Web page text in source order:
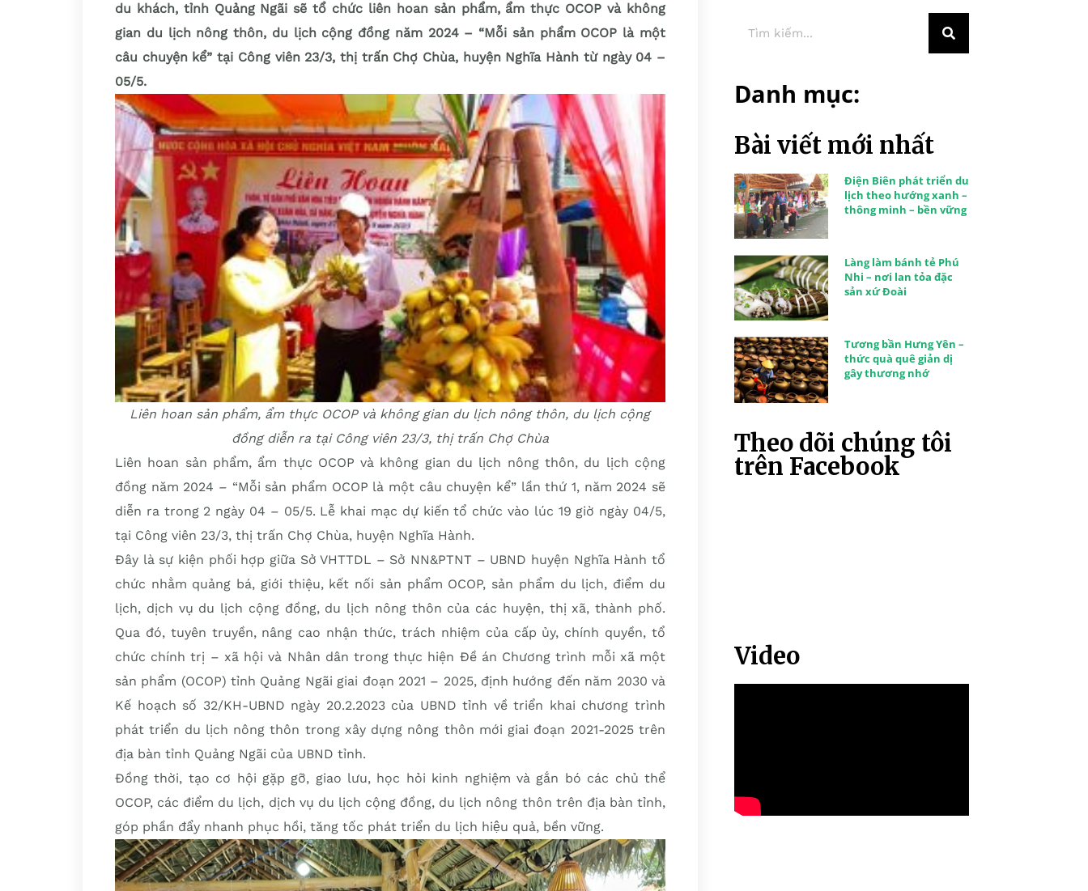
du khách, tỉnh Quảng Ngãi sẽ tổ chức liên hoan sản phẩm, ẩm thực OCOP và không
gian du lịch nông thôn, du lịch cộng đồng năm 2024 – “Mỗi sản phẩm OCOP là một
câu chuyện kể” tại Công viên 23/3, thị trấn Chợ Chùa, huyện Nghĩa Hành từ ngày 04 –
05/5.
Liên hoan sản phẩm, ẩm thực OCOP và không gian du lịch nông thôn, du lịch cộng
đồng diễn ra tại Công viên 23/3, thị trấn Chợ Chùa
Liên hoan sản phẩm, ẩm thực OCOP và không gian du lịch nông thôn, du lịch cộng
đồng năm 2024 – “Mỗi sản phẩm OCOP là một câu chuyện kể” lần thứ 1, năm 2024 sẽ
diễn ra trong 2 ngày 04 – 05/5. Lễ khai mạc dự kiến tổ chức vào lúc 19 giờ ngày 04/5,
tại Công viên 23/3, thị trấn Chợ Chùa, huyện Nghĩa Hành.
Đây là sự kiện phối hợp giữa Sở VHTTDL – Sở NN&PTNT – UBND huyện Nghĩa Hành tổ
chức nhằm quảng bá, giới thiệu, kết nối sản phẩm OCOP, sản phẩm du lịch, điểm du
lịch, dịch vụ du lịch cộng đồng, du lịch nông thôn của các huyện, thị xã, thành phố.
Qua đó, tuyên truyền, nâng cao nhận thức, trách nhiệm của cấp ủy, chính quyền, tổ
chức chính trị – xã hội và Nhân dân trong thực hiện Đề án Chương trình mỗi xã một
sản phẩm (OCOP) tỉnh Quảng Ngãi giai đoạn 2021 – 2025, định hướng đến năm 2030 và
Kế hoạch số 32/KH-UBND ngày 20.2.2023 của UBND tỉnh về triển khai chương trình
phát triển du lịch nông thôn trong xây dựng nông thôn mới giai đoạn 2021-2025 trên
địa bàn tỉnh Quảng Ngãi của UBND tỉnh.
Đồng thời, tạo cơ hội gặp gỡ, giao lưu, học hỏi kinh nghiệm và gắn bó các chủ thể
OCOP, các điểm du lịch, dịch vụ du lịch cộng đồng, du lịch nông thôn trên địa bàn tỉnh,
góp phần đẩy nhanh phục hồi, tăng tốc phát triển du lịch hiệu quả, bền vững.
Danh mục:
Bài viết mới nhất
Điện Biên phát triển du
lịch theo hướng xanh –
thông minh – bền vững
Làng làm bánh tẻ Phú
Nhi – nơi lan tỏa đặc
sản xứ Đoài
Tương bần Hưng Yên –
thức quà quê giản dị
gây thương nhớ
Theo dõi chúng tôi
trên Facebook
Video